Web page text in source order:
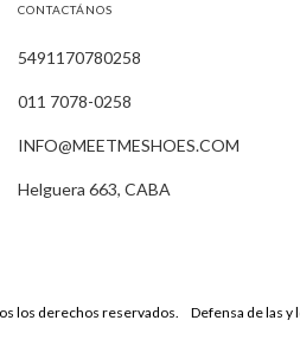
CONTACTÁNOS
5491170780258
011 7078-0258
INFO@MEETMESHOES.COM
Helguera 663, CABA
los derechos reservados. Defensa de las